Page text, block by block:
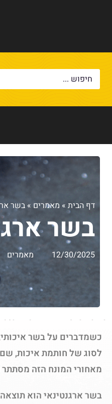
דף הבית » מאמרים» בשר
בשר
12/30/2025 מאמרים
כשמדברים על בשר
לסוג של חותמת איכות,
מאחורי המונח הזה מסתתר
בשר ארגנטינאי הוא